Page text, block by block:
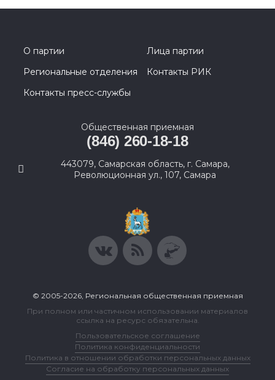
О партии
Лица партии
Региональные отделения
Контакты РИК
Контакты пресс-службы
Общественная приемная
(846) 260-18-18
443079, Самарская область, г. Самара,
Революционная ул., 107, Самара
© 2005-2026, Региональная общественная приемная
При полном или частичном использовании материалов
ссылка на ресурс обязательна.
Пользовательское соглашение
Политика конфиденциальности
Политика в отношении обработки персональных данных
Согласие на обработку персональных данных